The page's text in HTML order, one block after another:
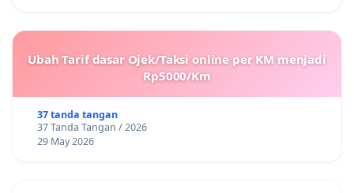
Ubah Tarif dasar Ojek/Taksi online per KM menjadi
Rp5000/Km
37 tanda tangan
37 Tanda Tangan / 2026
29 May 2026